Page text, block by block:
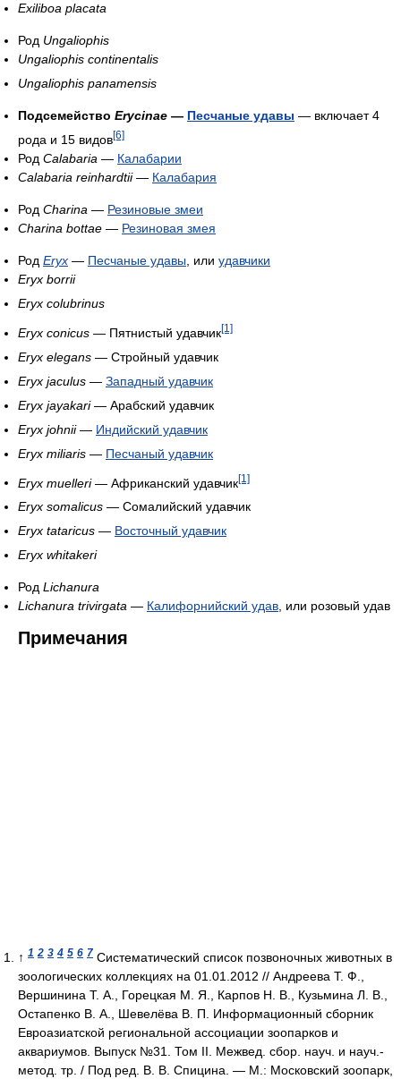
Exiliboa placata
Род Ungaliophis
Ungaliophis continentalis
Ungaliophis panamensis
Подсемейство Erycinae — Песчаные удавы — включает 4
рода и 15 видов[6]
Род Calabaria — Калабарии
Calabaria reinhardtii— Калабария
Род Charina — Резиновые змеи
Charina bottae — Резиновая змея
Род Eryx — Песчаные удавы , или удавчики
Eryx borrii
Eryx colubrinus
Eryx conicus — Пятнистый удавчик[1]
Eryx elegans — Стройный удавчик
Eryx jaculus — Западный удавчик
Eryx jayakari— Арабский удавчик
Eryx johnii— Индийский удавчик
Eryx miliaris — Песчаный удавчик
Eryx muelleri— Африканский удавчик[1]
Eryx somalicus — Сомалийский удавчик
Eryx tataricus — Восточный удавчик
Eryx whitakeri
Род Lichanura
Lichanura trivirgata — Калифорнийский удав, или розовый удав
Примечания
↑ 1 2 3 4 5 6 7 Систематический список позвоночных животных в
зоологических коллекциях на 01.01.2012 // Андреева Т. Ф.,
Вершинина Т. А., Горецкая М. Я., Карпов Н. В., Кузьмина Л. В.,
Остапенко В. А., Шевелёва В. П. Информационный сборник
Евроазиатской региональной ассоциации зоопарков и
аквариумов. Выпуск №31. Том II. Межвед. сбор. науч. и науч.-
метод. тр. / Под ред. В. В. Спицина. — М.: Московский зоопарк,